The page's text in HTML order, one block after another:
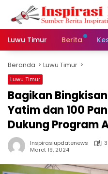
Langsung
konten
Luwu Timur
Berita
Beranda Luwu Timur
Luwu Timur
Bagikan
Yatim dan 100
Dukung Program
Inspirasiupdatenews
Maret 19, 2024